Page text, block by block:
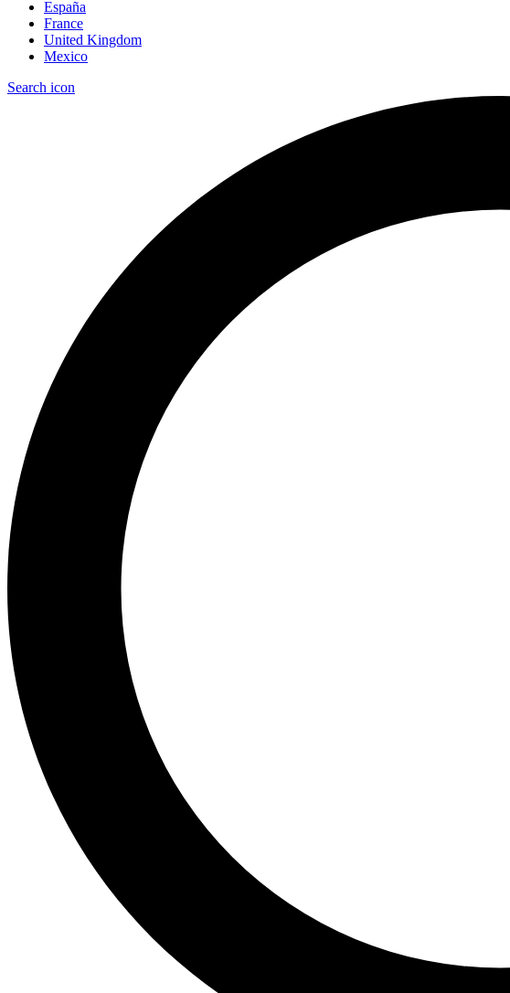
España
France
United Kingdom
Mexico
Search icon